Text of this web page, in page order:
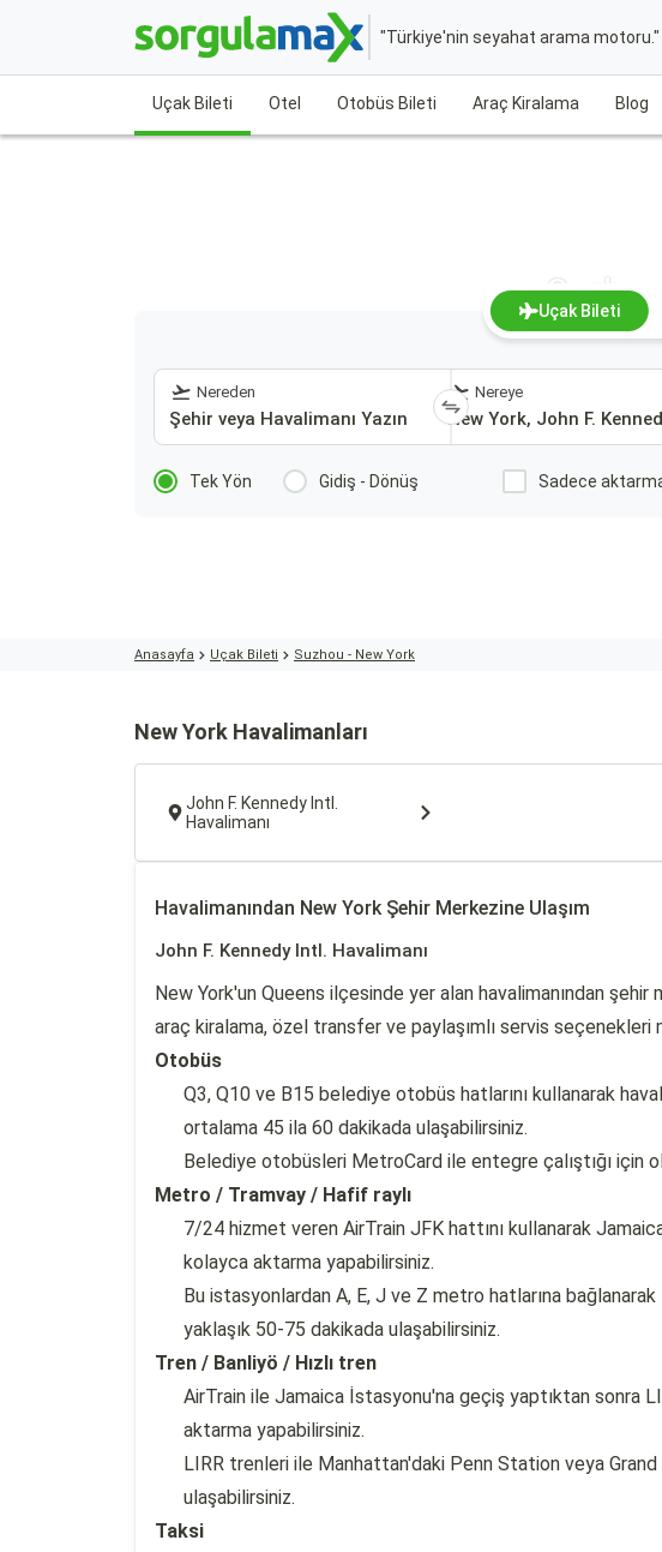
"Türkiye'nin seyahat arama motoru."
Uçak Bileti Otel Otobüs Bileti Araç Kiralama Blog
Uçak Bileti
Nereden Nereye
Tek Yön Gidiş - Dönüş Sadece
Anasayfa Uçak Bileti Suzhou - New York
New York Havalimanları
John F. Kennedy Intl.
Havalimanı
Havalimanından New York Şehir Merkezine Ulaşım
John F. Kennedy Intl. Havalimanı
New York'un Queens ilçesinde yer alan havalimanından
araç kiralama, özel transfer ve paylaşımlı servis seçenekleri
Otobüs
Q3, Q10 ve B15 belediye otobüs hatlarını kullanarak
ortalama 45 ila 60 dakikada ulaşabilirsiniz.
Belediye otobüsleri MetroCard ile entegre çalıştığı için
Metro / Tramvay / Hafif raylı
7/24 hizmet veren AirTrain JFK hattını kullanarak
kolayca aktarma yapabilirsiniz.
Bu istasyonlardan A, E, J ve Z metro hatlarına
yaklaşık 50-75 dakikada ulaşabilirsiniz.
Tren / Banliyö / Hızlı tren
AirTrain ile Jamaica İstasyonu'na geçiş yaptıktan sonra
aktarma yapabilirsiniz.
LIRR trenleri ile Manhattan'daki Penn Station veya
ulaşabilirsiniz.
Taksi